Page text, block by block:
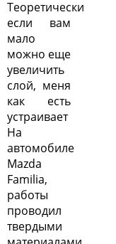
Теоретически
если вам
мало
можно еще
увеличить
слой, меня
как есть
устраивает
На
автомобиле
Mazda
Familia,
работы
проводил
твердыми